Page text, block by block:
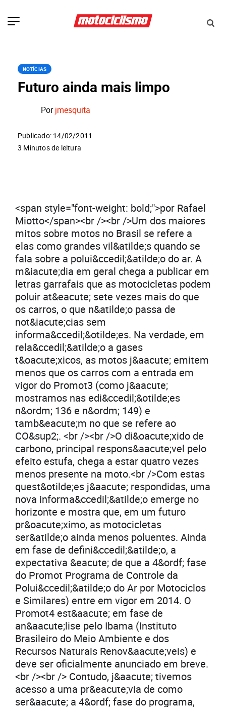
NOTÍCIAS
Futuro ainda mais limpo
Porjmesquita
Publicado: 14/02/2011
3 Minutos de leitura
<span style="font-weight: bold;">por Rafael
Miotto</span><br /><br />Um dos maiores
mitos sobre motos no Brasil se refere a
elas como grandes vil&atilde;s quando se
fala sobre a polui&ccedil;&atilde;o do ar. A
m&iacute;dia em geral chega a publicar em
letras garrafais que as motocicletas podem
poluir at&eacute; sete vezes mais do que
os carros, o que n&atilde;o passa de
not&iacute;cias sem
informa&ccedil;&otilde;es. Na verdade, em
rela&ccedil;&atilde;o a gases
t&oacute;xicos, as motos j&aacute; emitem
menos que os carros com a entrada em
vigor do Promot3 (como j&aacute;
mostramos nas edi&ccedil;&otilde;es
n&ordm; 136 e n&ordm; 149) e
tamb&eacute;m no que se refere ao
CO&sup2;. <br /><br />O di&oacute;xido de
carbono, principal respons&aacute;vel pelo
efeito estufa, chega a estar quatro vezes
menos presente na moto.<br />Com estas
quest&otilde;es j&aacute; respondidas, uma
nova informa&ccedil;&atilde;o emerge no
horizonte e mostra que, em um futuro
pr&oacute;ximo, as motocicletas
ser&atilde;o ainda menos poluentes. Ainda
em fase de defini&ccedil;&atilde;o, a
expectativa &eacute; de que a 4&ordf; fase
do Promot Programa de Controle da
Polui&ccedil;&atilde;o do Ar por Motociclos
e Similares) entre em vigor em 2014. O
Promot4 est&aacute; em fase de
an&aacute;lise pelo Ibama (Instituto
Brasileiro do Meio Ambiente e dos
Recursos Naturais Renov&aacute;veis) e
deve ser oficialmente anunciado em breve.
<br /><br /> Contudo, j&aacute; tivemos
acesso a uma pr&eacute;via de como
ser&aacute; a 4&ordf; fase do programa,